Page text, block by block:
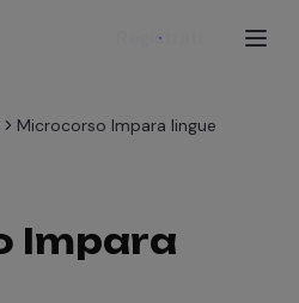
Registrati
Microcorso Impara lingue
Impara